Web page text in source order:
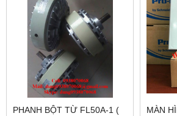
PHANH BỘT TỪ FL50A-1 (
MÀN